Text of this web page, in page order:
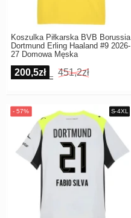
Koszulka Piłkarska BVB Borussia
Dortmund Erling Haaland #9 2026-
27 Domowa Męska
200,5zł 451,2zł